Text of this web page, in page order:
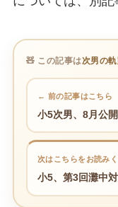
🧸 この記事は次男の
← 前の記事はこちら
小5次男、8月公
次はこちらをお読み
小5、第3回灘中